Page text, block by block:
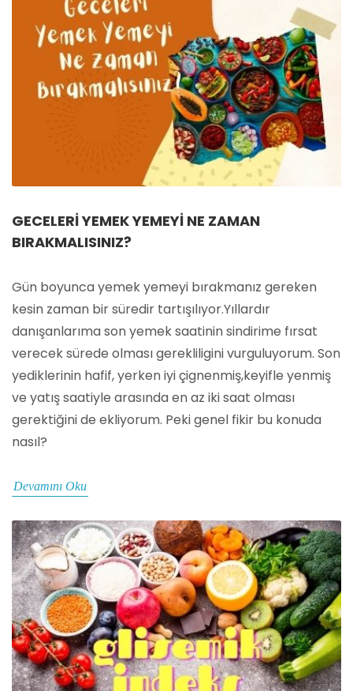
GECELERI YEMEK YEMEYI NE ZAMAN
BIRAKMALISINIZ?
Gün boyunca yemek yemeyi bırakmanız gereken
kesin zaman bir süredir tartışılıyor.Yıllardır
danışanlarıma son yemek saatinin sindirime fırsat
verecek sürede olması gerekliligini vurguluyorum. Son
yediklerinin hafif, yerken iyi çignenmiş,keyifle yenmiş
ve yatış saatiyle arasında en az iki saat olması
gerektiğini de ekliyorum. Peki genel fikir bu konuda
nasıl?
Devamını Oku